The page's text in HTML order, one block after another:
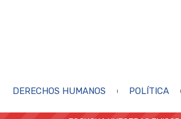
DERECHOS HUMANOS POLÍTICA